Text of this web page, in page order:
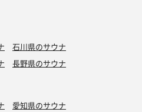
石川県のサウナ
長野県のサウナ
愛知県のサウナ